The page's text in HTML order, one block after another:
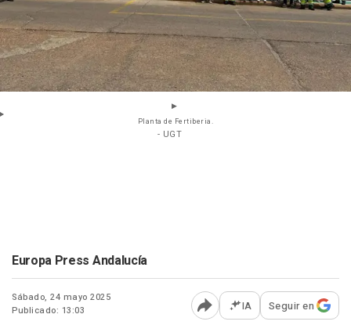
Planta de Fertiberia.
- UGT
Europa Press Andalucía
Sábado, 24 mayo 2025
Publicado: 13:03
Abrir opciones para
IA Seguir en